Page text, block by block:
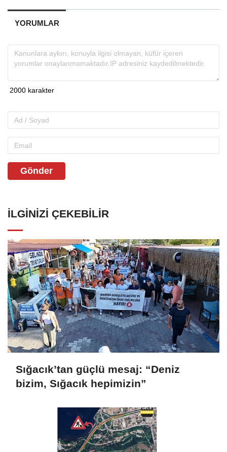
YORUMLAR
Gönder
İLGINIZI ÇEKEBILIR
Sığacık’tan güçlü mesaj: “Deniz
bizim, Sığacık hepimizin”